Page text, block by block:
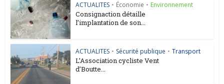
ACTUALITES • Économie • Environnement
Consignaction détaille
l’implantation de son...
ACTUALITES • Sécurité publique • Transport
L’Association cycliste Vent
d’Boutte...